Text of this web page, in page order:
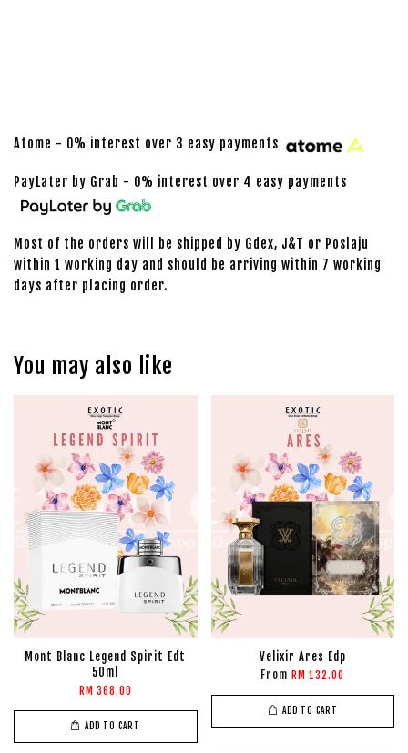
Atome - 0% interest over 3 easy payments
PayLater by Grab - 0% interest over 4 easy payments
Most of the orders will be shipped by Gdex, J&T or Poslaju
within 1 working day and should be arriving within 7 working
days after placing order.
You may also like
Mont Blanc Legend Spirit Edt
50ml
RM 368.00
ADD TO CART
Velixir Ares Edp
From RM 132.00
ADD TO CART